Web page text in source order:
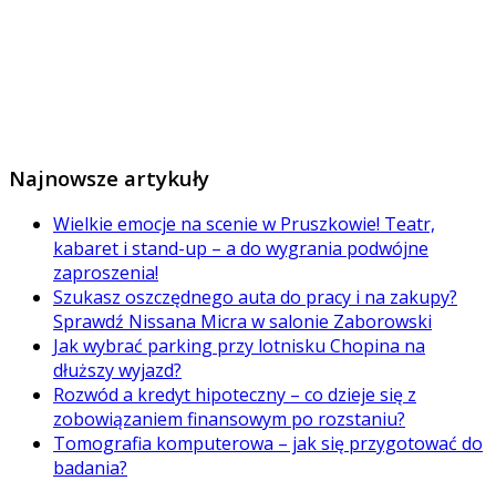
Najnowsze artykuły
Wielkie emocje na scenie w Pruszkowie! Teatr,
kabaret i stand-up – a do wygrania podwójne
zaproszenia!
Szukasz oszczędnego auta do pracy i na zakupy?
Sprawdź Nissana Micra w salonie Zaborowski
Jak wybrać parking przy lotnisku Chopina na
dłuższy wyjazd?
Rozwód a kredyt hipoteczny – co dzieje się z
zobowiązaniem finansowym po rozstaniu?
Tomografia komputerowa – jak się przygotować do
badania?